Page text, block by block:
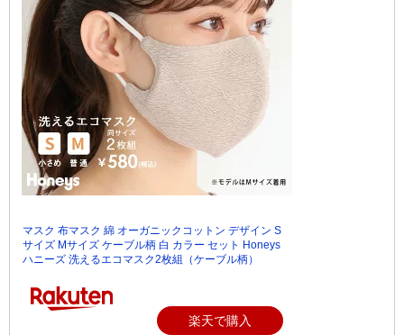
マスク 布マスク 綿 オーガニックコットン デザイン S
サイズ Mサイズ ケーブル柄 白 カラー セット Honeys
ハニーズ 洗えるエコマスク2枚組（ケーブル柄）
楽天で購入